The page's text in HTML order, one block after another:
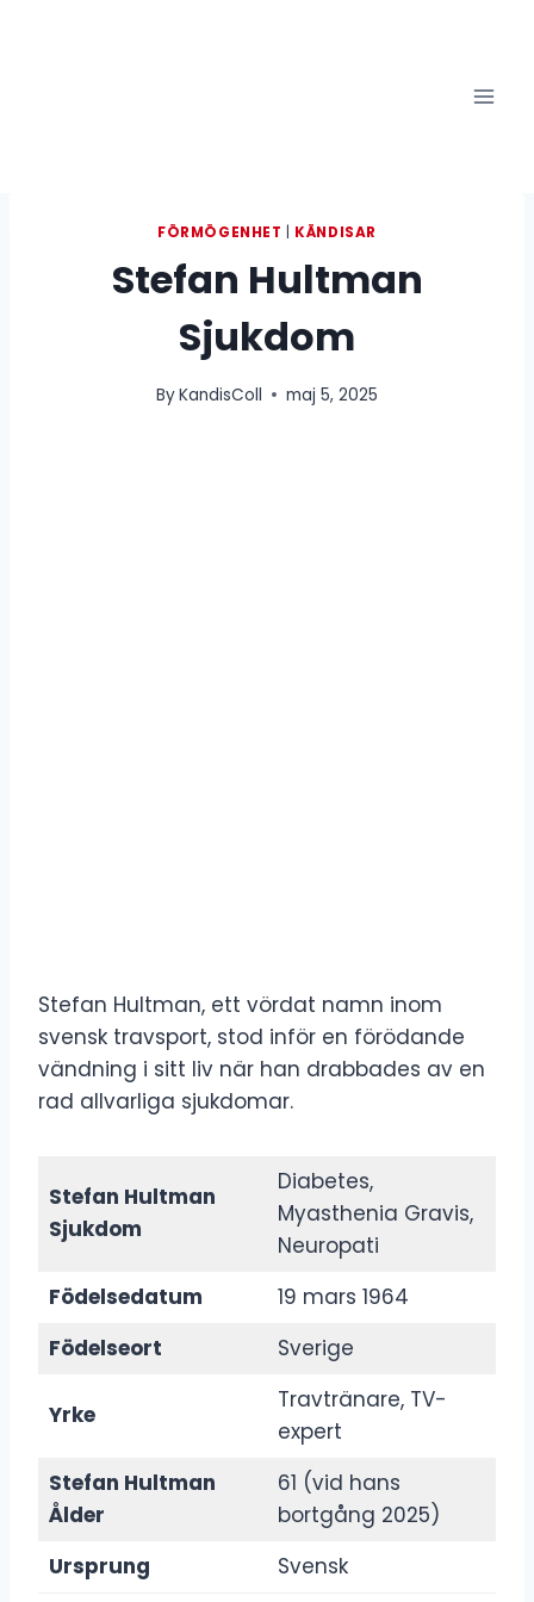
FÖRMÖGENHET KÄNDISAR
Stefan Hultman
Sjukdom
ByKandisColl maj 5, 2025
Stefan Hultman, ett vördat namn inom
svensk travsport, stod inför en förödande
vändning i sitt liv när han drabbades av en
rad allvarliga sjukdomar.
Stefan Hultman
Sjukdom
Diabetes,
Myasthenia Gravis,
Neuropati
Födelsedatum
19 mars 1964
Födelseort
Sverige
Yrke
Travtränare, TV-
expert
Stefan Hultman
Ålder
61 (vid hans
bortgång 2025)
Ursprung
Svensk